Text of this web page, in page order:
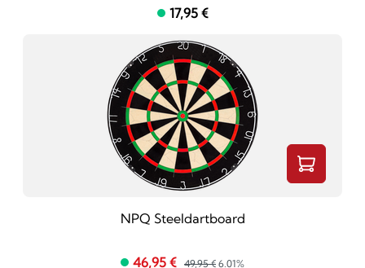
17,95 €
NPQ Steeldartboard
46,95 € 49,95 € 6.01%